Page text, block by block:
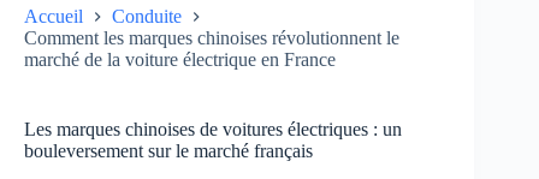
Accueil
Conduite
Comment les marques chinoises révolutionnent le
marché de la voiture électrique en France
Les marques chinoises de voitures électriques : un
bouleversement sur le marché français